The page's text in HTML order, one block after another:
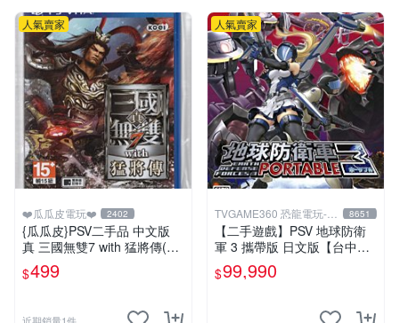
人氣賣家
❤️瓜瓜皮電玩❤️ 2402
{瓜瓜皮}PSV二手品 中文版
真 三國無雙7 with 猛將傳(遊
戲都能回收)
$499
人氣賣家
TVGAME360 恐龍電玩-台
中店
8651
【二手遊戲】PSV 地球防衛
軍 3 攜帶版 日文版【台中恐
龍電玩】
$99,990